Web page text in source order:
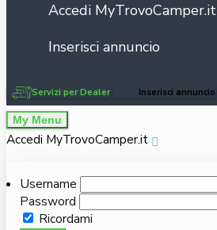
Accedi MyTrovoCamper.it
Inserisci annuncio
Servizi per Dealer Inserisci annuncio
My Menu
Accedi MyTrovoCamper.it
Username
Password
Ricordami